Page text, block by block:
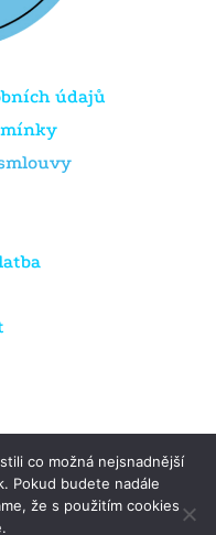
údajů
co možná nejsnadnější
Pokud budete nadále
že s použitím cookies